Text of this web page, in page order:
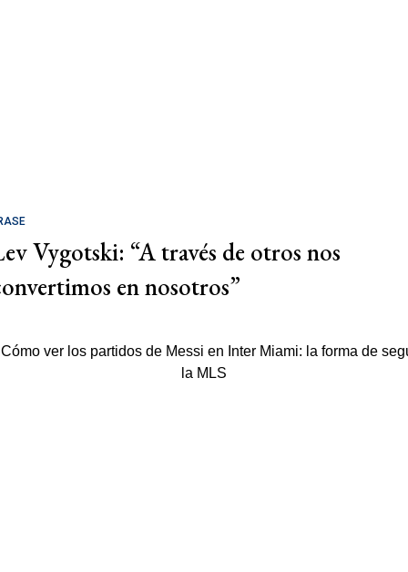
Vygotski: “A través de otros nos
en nosotros”